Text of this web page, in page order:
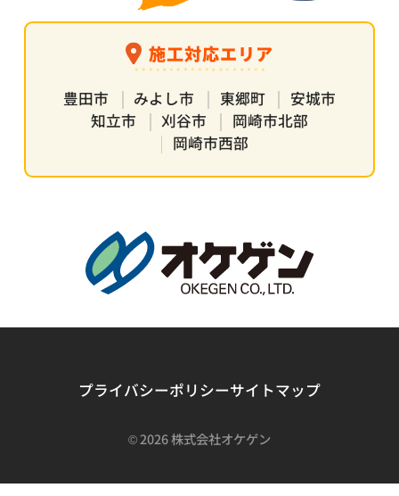
施工対応エリア
豊田市 みよし市 東郷町
安城市
知立市
刈谷市
岡崎市北部
岡崎市西部
プライバシーポリシーサイトマップ
©2026 株式会社オケゲン